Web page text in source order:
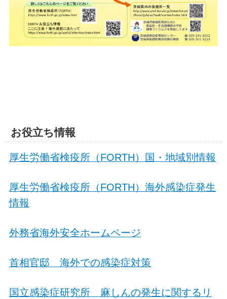
お役立ち情報
厚生労働省検疫所（FORTH）国・地域別情報
厚生労働省検疫所（FORTH）海外感染症発生
情報
外務省海外安全ホームページ
首相官邸 海外での感染症対策
国立感染症研究所 麻しんの発生に関するリ